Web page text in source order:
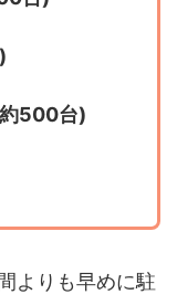
500台)
よりも早めに駐